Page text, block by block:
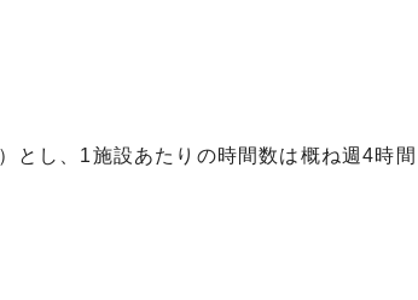
し、1施設あたりの時間数は概ね週4時